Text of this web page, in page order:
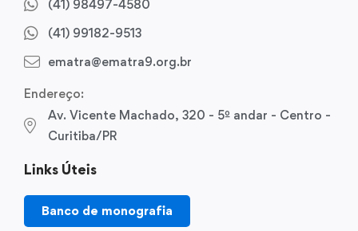
(41) 98497-4580
(41) 99182-9513
ematra@ematra9.org.br
Endereço:
Av. Vicente Machado, 320 - 5º andar - Centro -
Curitiba/PR
Links Úteis
Banco de monografia